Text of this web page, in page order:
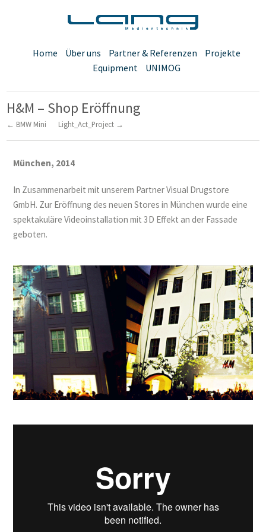
Home Über uns Partner & Referenzen
Projekte
Equipment
UNIMOG
H&M – Shop Eröffnung
← BMW Mini Light_Act_Project →
München, 2014
In Zusammenarbeit mit unserem Partner Visual Drugstore
GmbH. Zur Eröffnung des neuen Stores in München wurde eine
spektakuläre Videoinstallation mit 3D Effekt an der Fassade
geboten.